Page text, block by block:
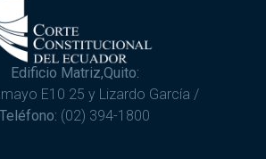
Edificio Matriz,Quito:
E10 25 y Lizardo García /
Teléfono: (02) 394-1800